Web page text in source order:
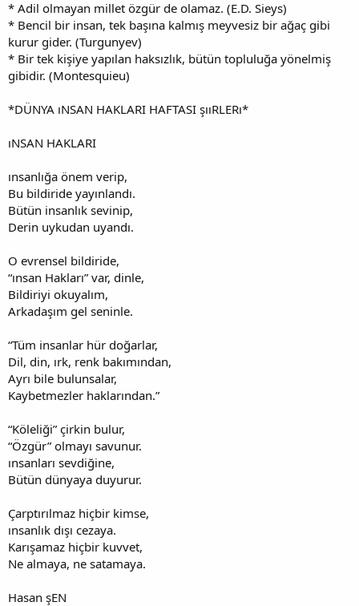
* Adil olmayan millet özgür de olamaz. (E.D. Sieys)
* Bencil bir insan, tek başına kalmış meyvesiz bir ağaç gibi
kurur gider. (Turgunyev)
* Bir tek kişiye yapılan haksızlık, bütün topluluğa yönelmiş
gibidir. (Montesquieu)
*DÜNYA ıNSAN HAKLARI HAFTASI şııRLERı*
ıNSAN HAKLARI
ınsanlığa önem verip,
Bu bildiride yayınlandı.
Bütün insanlık sevinip,
Derin uykudan uyandı.
O evrensel bildiride,
“ınsan Hakları” var, dinle,
Bildiriyi okuyalım,
Arkadaşım gel seninle.
“Tüm insanlar hür doğarlar,
Dil, din, ırk, renk bakımından,
Ayrı bile bulunsalar,
Kaybetmezler haklarından.”
“Köleliği” çirkin bulur,
“Özgür” olmayı savunur.
ınsanları sevdiğine,
Bütün dünyaya duyurur.
Çarptırılmaz hiçbir kimse,
ınsanlık dışı cezaya.
Karışamaz hiçbir kuvvet,
Ne almaya, ne satamaya.
Hasan şEN